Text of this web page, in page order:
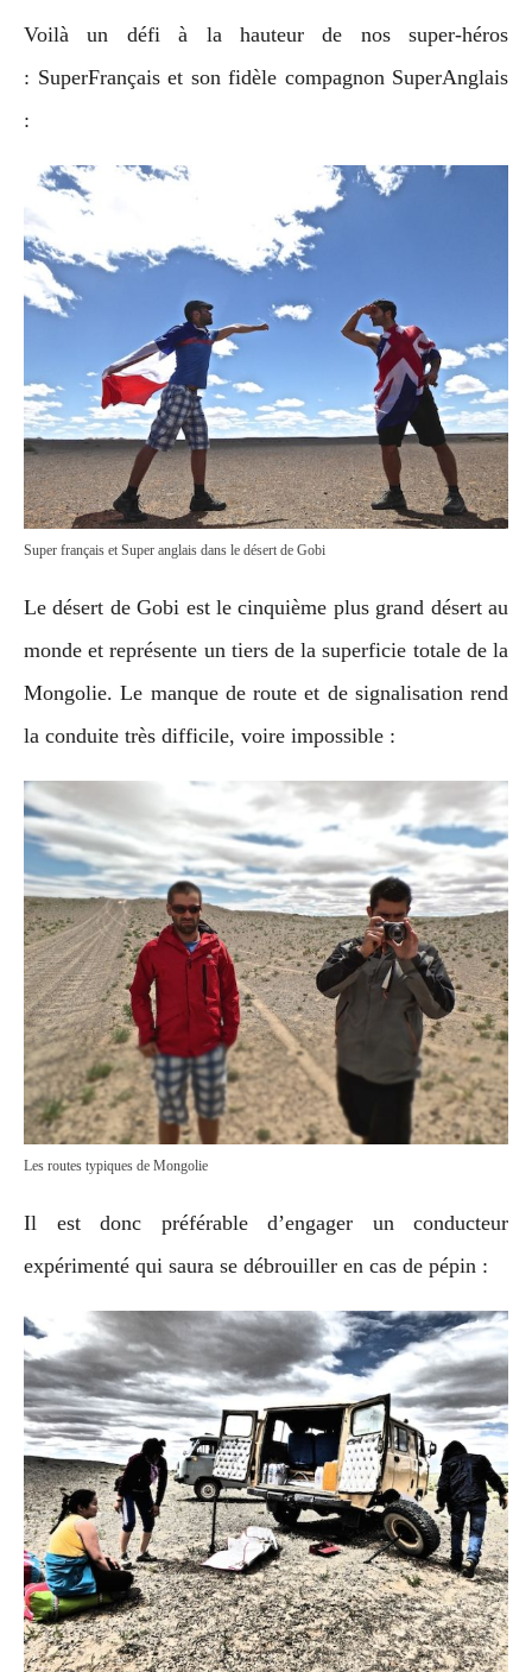
Voilà un défi à la hauteur de nos super-héros
: SuperFrançais et son fidèle compagnon SuperAnglais
:
Super français et Super anglais dans le désert de Gobi
Le désert de Gobi est le cinquième plus grand désert au
monde et représente un tiers de la superficie totale de la
Mongolie. Le manque de route et de signalisation rend
la conduite très difficile, voire impossible :
Les routes typiques de Mongolie
Il est donc préférable d’engager un conducteur
expérimenté qui saura se débrouiller en cas de pépin :